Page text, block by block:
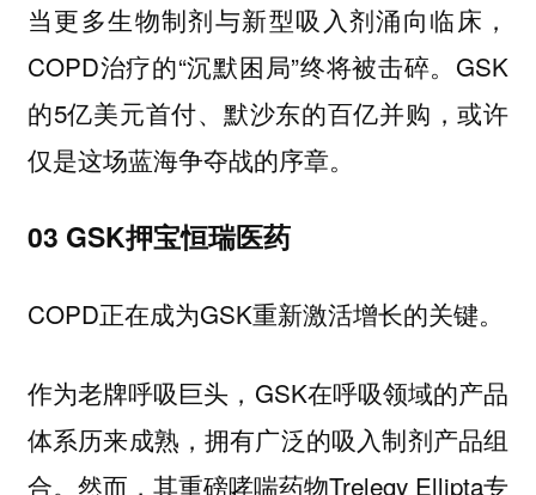
当更多生物制剂与新型吸入剂涌向临床，
COPD治疗的“沉默困局”终将被击碎。GSK
的5亿美元首付、默沙东的百亿并购，或许
仅是这场蓝海争夺战的序章。
03 GSK押宝恒瑞医药
COPD正在成为GSK重新激活增长的关键。
作为老牌呼吸巨头，GSK在呼吸领域的产品
体系历来成熟，拥有广泛的吸入制剂产品组
合。然而，其重磅哮喘药物Trelegy Ellipta专